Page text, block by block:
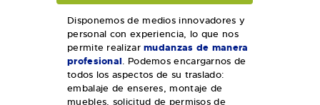
Disponemos de medios innovadores y
personal con experiencia, lo que nos
permite realizarmudanzas de manera
profesional. Podemos encargarnos de
todos los aspectos de su traslado:
embalaje de enseres, montaje de
muebles, solicitud de permisos de